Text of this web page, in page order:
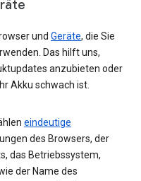
und Geräte, die Sie
Das hilft uns,
anzubieten oder
Akku schwach ist.
eindeutige
des Browsers, der
das Betriebssystem,
der Name des